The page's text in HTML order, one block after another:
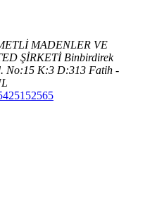
MADENLER VE
ŞİRKETİ Binbirdirek
No:15 K:3 D:313 Fatih -